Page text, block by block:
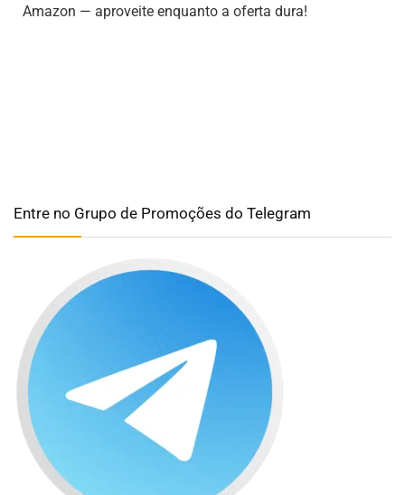
Amazon — aproveite enquanto a oferta dura!
Entre no Grupo de Promoções do Telegram